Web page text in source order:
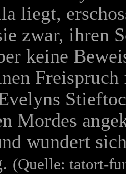
liegt,
zwar, ihren
keine
Mordes
wundert
(Quelle: tatort-